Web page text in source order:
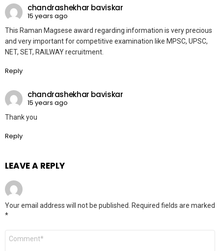
chandrashekhar baviskar
15 years ago
This Raman Magsese award regarding information is very precious
and very important for competitive examination like MPSC, UPSC,
NET, SET, RAILWAY recruitment.
Reply
chandrashekhar baviskar
15 years ago
Thank you
Reply
LEAVE A REPLY
Your email address will not be published.
Required fields are marked
*
Comment